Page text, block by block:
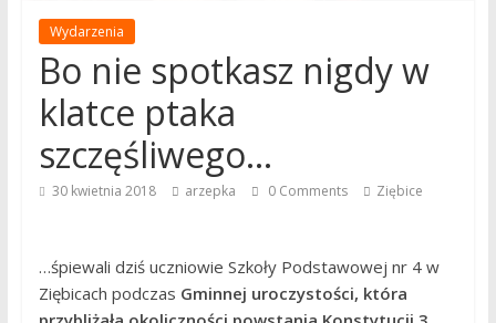
Wydarzenia
Bo nie spotkasz nigdy w
klatce ptaka
szczęśliwego…
30 kwietnia 2018 arzepka 0 Comments Ziębice
…śpiewali dziś uczniowie Szkoły Podstawowej nr 4 w
Ziębicach podczas Gminnej uroczystości, która